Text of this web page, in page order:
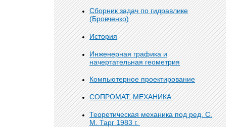
Сборник задач по гидравлике
(Бровченко)
История
Инженерная графика и
начертательная геометрия
Компьютерное проектирование
СОПРОМАТ, МЕХАНИКА
Теоретическая механика под ред. С.
М. Тарг 1983 г.